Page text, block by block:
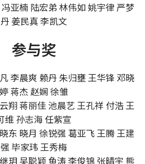
亚楠 陆宏弟 林伟如 姚宇律 严梦
丹 姜民真 李凯文
参与奖
李晨爽 赖丹 朱归壅 王华锋 邓晓
婷 蒋杰 赵娴 徐雏
翔 蒋丽佳 池晨艺 王孔祥 付浩 王
维 孙志海 任紫宣
东 晓月 徐锐强 葛亚飞 王腾 王建
强 毕家玮 王秀梅
玥 吴聪颖 鱼涛 李俊锦 张晴宇 熊